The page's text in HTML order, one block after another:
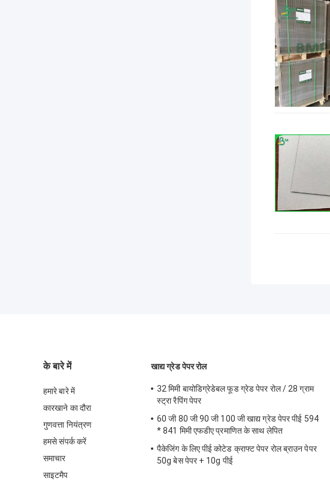
के बारे में
हमारे बारे में
कारखाने का दौरा
गुणवत्ता नियंत्रण
हमसे संपर्क करें
समाचार
साइटमैप
खाद्य ग्रेड पेपर रोल
32 मिमी बायोडिग्रेडेबल फूड ग्रेड पेपर रोल / 28 ग्राम
स्ट्रा रैपिंग पेपर
60 जी 80 जी 90 जी 100 जी खाद्य ग्रेड पेपर पीई 594
* 841 मिमी एफडीए प्रमाणित के साथ लेपित
पैकेजिंग के लिए पीई कोटेड क्राफ्ट पेपर रोल ब्राउन पेपर
50g बेस पेपर + 10g पीई